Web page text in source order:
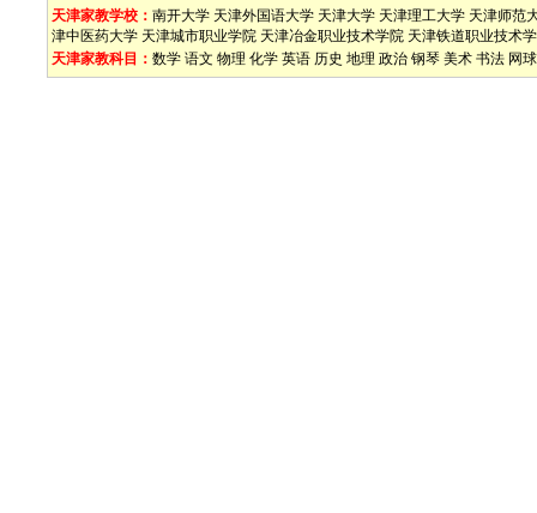
天津家教学校： 南开大学 天津外国语大学 天津大学 天津理工大学 天津师范
津中医药大学 天津城市职业学院 天津冶金职业技术学院 天津铁道职业技术
天津家教科目： 数学 语文 物理 化学 英语 历史 地理 政治 钢琴 美术 书法 网球